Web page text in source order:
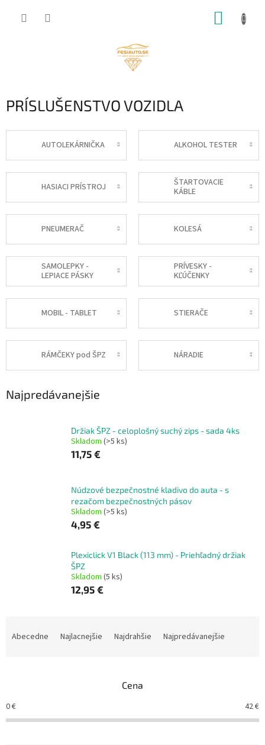
PRÍSLUŠENSTVO VOZIDLA
AUTOLEKÁRNIČKA ALKOHOL TESTER
HASIACI PRÍSTROJ
ŠTARTOVACIE
KÁBLE
PNEUMERAČ KOLESÁ
SAMOLEPKY -
LEPIACE PÁSKY
PRÍVESKY -
KĽÚČENKY
MOBIL - TABLET STIERAČE
RÁMČEKY pod ŠPZ NÁRADIE
Najpredávanejšie
Držiak ŠPZ - celoplošný suchý zips - sada 4ks
Skladom (>5 ks)
11,75 €
Núdzové bezpečnostné kladivo do auta - s
rezačom bezpečnostných pásov
Skladom (>5 ks)
4,95 €
Plexiclick V1 Black (113 mm) - Priehľadný držiak
ŠPZ
Skladom (5 ks)
12,95 €
e
Abecedne Najlacnejšie Najdrahšie Najpredávanejšie
Cena
0€ 42€